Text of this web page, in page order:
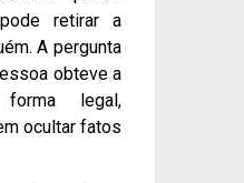
retirar a
A pergunta
obteve a
legal,
ocultar fatos